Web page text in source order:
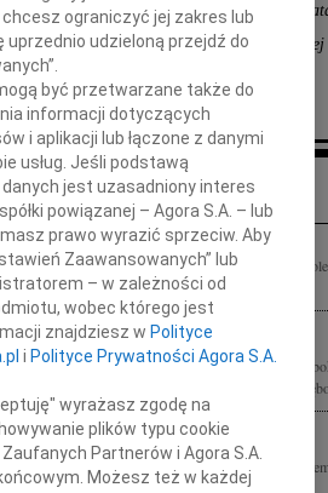
Bochniarz Prezydent Konfederacji
Orfinger Przewodniczący Rady Głównej
Konfederacji Lewiatan
Inne kondolencje
Dowódcę Rodzinie składamy szczere
nieśmiertelne, zawsze jest przedwczesna" Z
reżysera Andrzeja Wajdy Wyrazy szczerego i
współczucia Pani Krystynie Zachwatowicz i
i Tadeusz Strugałowie
ograniczyć jej zakres lub
udzieloną przejdź do
być przetwarzane także do
informacji dotyczących
i aplikacji lub łączone z danymi
usług. Jeśli podstawą
jest uzasadniony interes
powiązanej – Agora S.A. – lub
prawo wyrazić sprzeciw. Aby
Zaawansowanych” lub
– w zależności od
wobec którego jest
znajdziesz wPolityce
iPolityce Prywatności Agora S.A.
wyrażasz zgodę na
plików typu cookie
Partnerów i Agora S.A.
Możesz też w każdej